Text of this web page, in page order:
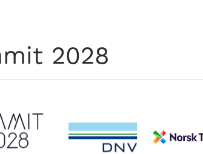
2028